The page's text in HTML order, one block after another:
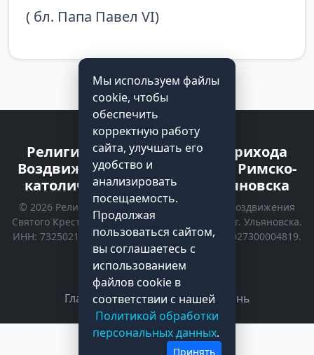
( бл. Папа Павел VI)
Религиозная организация прихода
Воздвижения Святого Креста Римско-
католической Церкви г. Ульяновска
© 2026 Религиозная организация прихода Воздвижения
Святого Креста Римско-католической Церкви г. Ульяновска.
ИНН: 7325021535 | КПП: 732501001 | ОГРН: 1027300004819.
Все права защищены.
Политика конфиденциальности
ГлавнаяKонтактыДуховная жизнь
Мы используем файлы
cookie, чтобы
обеспечить
корректную работу
сайта, улучшать его
удобство и
анализировать
посещаемость.
Продолжая
пользоваться сайтом,
вы соглашаетесь с
использованием
файлов cookie в
соответствии с нашей
Политикой обработки
персональных данных.
Принять